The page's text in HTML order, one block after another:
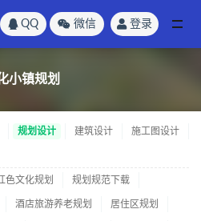
QQ 微信 登录
小镇规划
规划设计 建筑设计 施工图设计
色文化规划 规划规范下载
酒店旅游养老规划 居住区规划